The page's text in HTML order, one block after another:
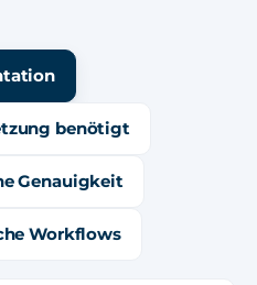
benötigt
Genauigkeit
Workflows